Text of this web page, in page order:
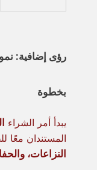
رؤى إضافية:
بخطوة
يبدأ أمر الشراء
المستندان معًا
النزاعات،